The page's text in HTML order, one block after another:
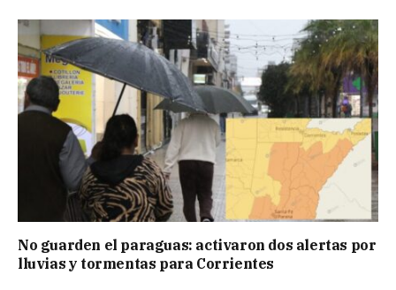
No guarden el paraguas: activaron dos alertas por
lluvias y tormentas para Corrientes